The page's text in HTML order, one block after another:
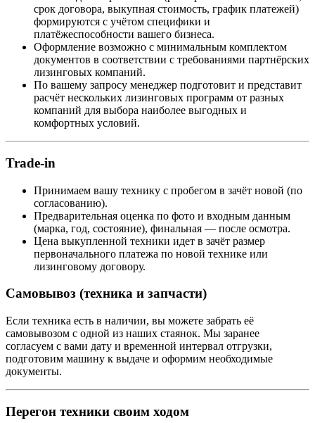
срок договора, выкупная стоимость, график платежей)
формируются с учётом специфики и
платёжеспособности вашего бизнеса.
Оформление возможно с минимальным комплектом
документов в соответствии с требованиями партнёрских
лизинговых компаний.
По вашему запросу менеджер подготовит и представит
расчёт нескольких лизинговых программ от разных
компаний для выбора наиболее выгодных и
комфортных условий.
Trade-in
Принимаем вашу технику с пробегом в зачёт новой (по
согласованию).
Предварительная оценка по фото и входным данным
(марка, год, состояние), финальная — после осмотра.
Цена выкупленной техники идет в зачёт размер
первоначального платежа по новой технике или
лизинговому договору.
Самовывоз (техника и запчасти)
Если техника есть в наличии, вы можете забрать её
самовывозом с одной из наших стаянок. Мы заранее
согласуем с вами дату и временной интервал отгрузки,
подготовим машину к выдаче и оформим необходимые
документы.
Перегон техники своим ходом